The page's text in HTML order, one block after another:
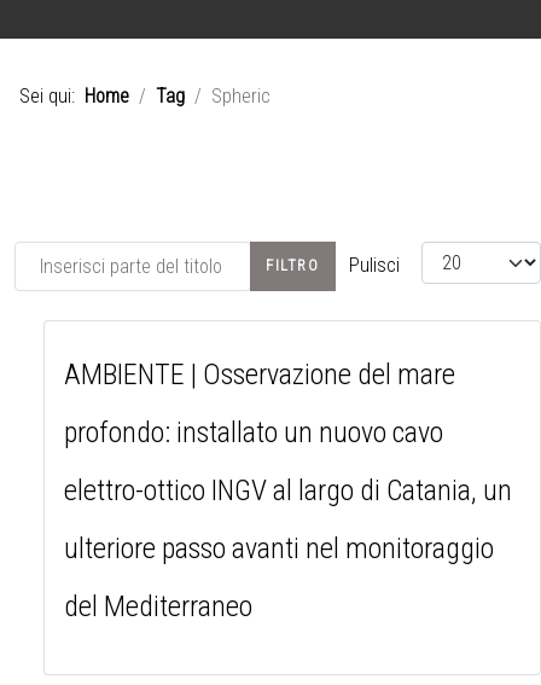
Sei qui: Home Tag Spheric
Inserisci parte del titolo FILTRO Pulisci Visualizza #
AMBIENTE | Osservazione del mare
profondo: installato un nuovo cavo
elettro-ottico INGV al largo di Catania, un
ulteriore passo avanti nel monitoraggio
del Mediterraneo